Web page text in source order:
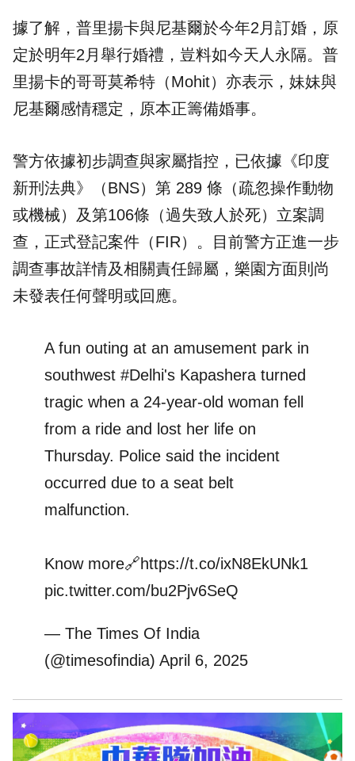
據了解，普里揚卡與尼基爾於今年2月訂婚，原
定於明年2月舉行婚禮，豈料如今天人永隔。普
里揚卡的哥哥莫希特（Mohit）亦表示，妹妹與
尼基爾感情穩定，原本正籌備婚事。
警方依據初步調查與家屬指控，已依據《印度
新刑法典》（BNS）第 289 條（疏忽操作動物
或機械）及第106條（過失致人於死）立案調
查，正式登記案件（FIR）。目前警方正進一步
調查事故詳情及相關責任歸屬，樂園方面則尚
未發表任何聲明或回應。
A fun outing at an amusement park in
southwest #Delhi's Kapashera turned
tragic when a 24-year-old woman fell
from a ride and lost her life on
Thursday. Police said the incident
occurred due to a seat belt
malfunction.
Know more🔗https://t.co/ixN8EkUNk1
pic.twitter.com/bu2Pjv6SeQ
— The Times Of India
(@timesofindia) April 6, 2025